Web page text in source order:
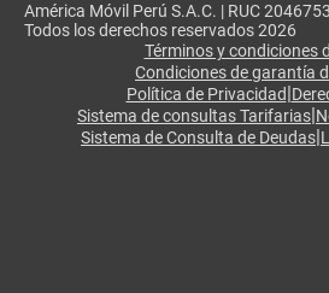
América Móvil Perú S.A.C. | RUC
Todos los derechos reservados 2026
Términos y condiciones
Condiciones de garantía
Política de Privacidad|
Sistema de consultas Tarifarias|
Sistema de Consulta de Deudas|